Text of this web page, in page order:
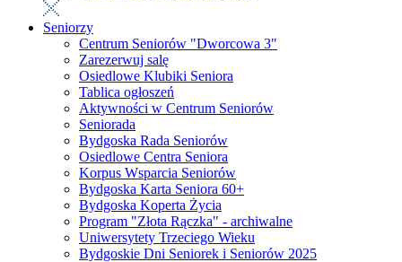
Seniorzy
Centrum Seniorów "Dworcowa 3"
Zarezerwuj salę
Osiedlowe Klubiki Seniora
Tablica ogłoszeń
Aktywności w Centrum Seniorów
Seniorada
Bydgoska Rada Seniorów
Osiedlowe Centra Seniora
Korpus Wsparcia Seniorów
Bydgoska Karta Seniora 60+
Bydgoska Koperta Życia
Program "Złota Rączka" - archiwalne
Uniwersytety Trzeciego Wieku
Bydgoskie Dni Seniorek i Seniorów 2025